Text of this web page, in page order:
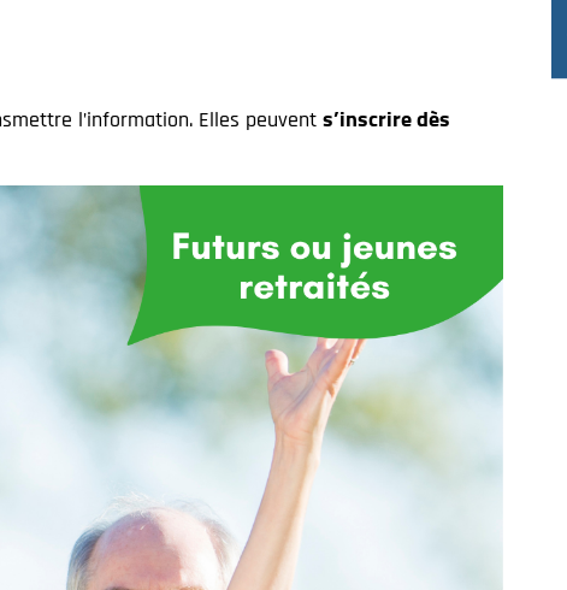
l’information. Elles peuvent s’inscrire dès